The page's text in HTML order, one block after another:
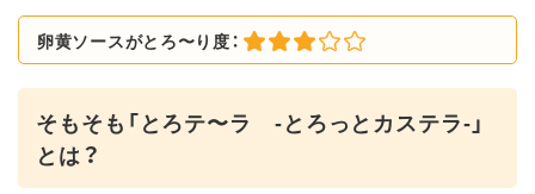
卵黄ソースがとろ〜り度：
そもそも「とろテ〜ラ -とろっとカステラ-」
とは？